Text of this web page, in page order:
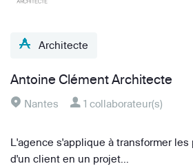
Architecte
Antoine Clément Architecte
Nantes 1 collaborateur(s)
L'agence s'applique à transformer
d'un client en un projet...